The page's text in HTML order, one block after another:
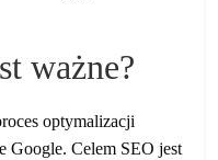
ważne?
optymalizacji
Google. Celem SEO jest